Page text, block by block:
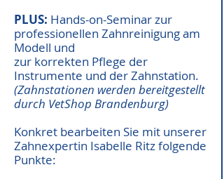
PLUS: Hands-on-Seminar zur
professionellen Zahnreinigung am
Modell und
zur korrekten Pflege der
Instrumente und der Zahnstation.
(Zahnstationen werden bereitgestellt
durch VetShop Brandenburg)
Konkret bearbeiten Sie mit unserer
Zahnexpertin Isabelle Ritz folgende
Punkte: